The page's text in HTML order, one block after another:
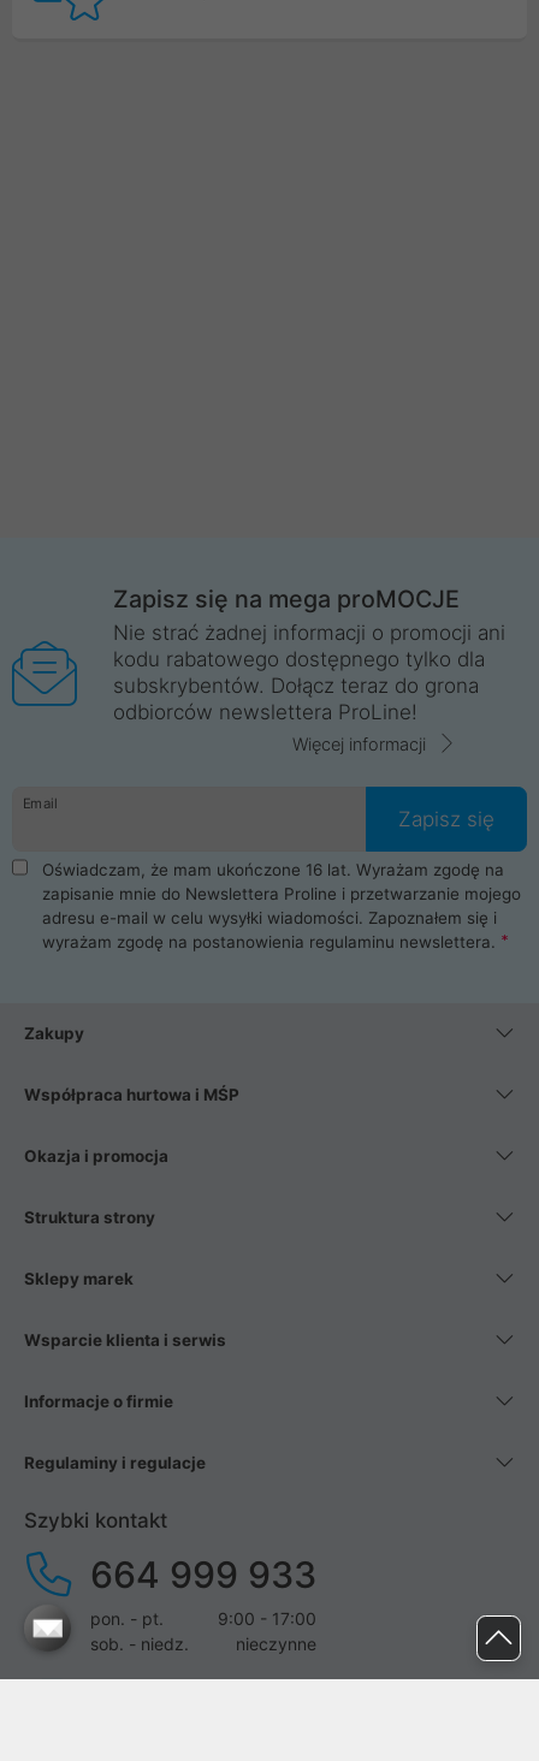
Zapisz się na mega proMOCJE
Nie strać żadnej informacji o promocji ani
kodu rabatowego dostępnego tylko dla
subskrybentów. Dołącz teraz do grona
odbiorców newslettera ProLine!
Więcej informacji
Email
Zapisz się
Oświadczam, że mam ukończone 16 lat. Wyrażam zgodę na
zapisanie mnie do Newslettera Proline i przetwarzanie mojego
adresu e-mail w celu wysyłki wiadomości. Zapoznałem się i
wyrażam zgodę na postanowienia regulaminu newslettera.
Zakupy
Współpraca hurtowa i MŚP
Okazja i promocja
Struktura strony
Sklepy marek
Wsparcie klienta i serwis
Informacje o firmie
Regulaminy i regulacje
Szybki kontakt
664 999 933
pon. - pt.
9:00 - 17:00
sob. - niedz.
nieczynne